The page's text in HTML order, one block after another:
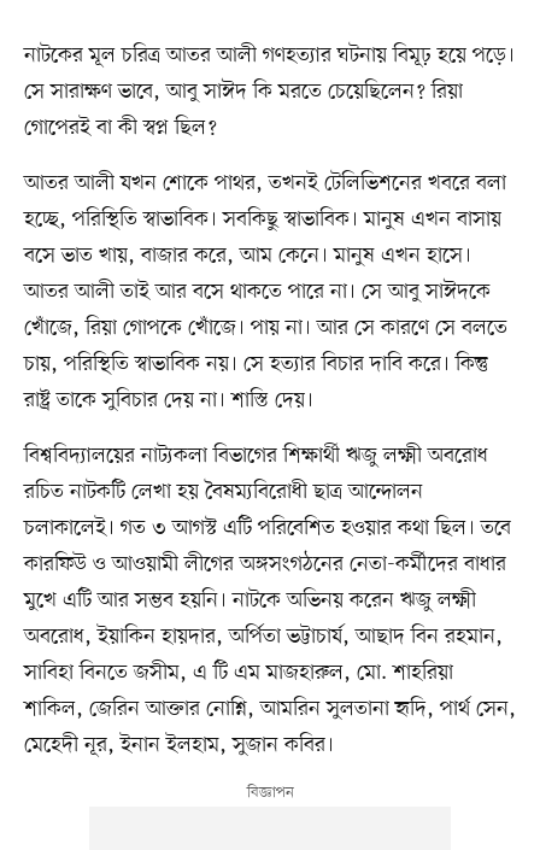
নাটকের মূল চরিত্র আতর আলী গণহত্যার ঘটনায় বিমূঢ় হয়ে পড়ে।
সে সারাক্ষণ ভাবে, আবু সাঈদ কি মরতে চেয়েছিলেন? রিয়া
গোপেরই বা কী স্বপ্ন ছিল?
আতর আলী যখন শোকে পাথর, তখনই টেলিভিশনের খবরে বলা
হচ্ছে, পরিস্থিতি স্বাভাবিক। সবকিছু স্বাভাবিক। মানুষ এখন বাসায়
বসে ভাত খায়, বাজার করে, আম কেনে। মানুষ এখন হাসে।
আতর আলী তাই আর বসে থাকতে পারে না। সে আবু সাঈদকে
খোঁজে, রিয়া গোপকে খোঁজে। পায় না। আর সে কারণে সে বলতে
চায়, পরিস্থিতি স্বাভাবিক নয়। সে হত্যার বিচার দাবি করে। কিন্তু
রাষ্ট্র তাকে সুবিচার দেয় না। শাস্তি দেয়।
বিশ্ববিদ্যালয়ের নাট্যকলা বিভাগের শিক্ষার্থী ঋজু লক্ষ্মী অবরোধ
রচিত নাটকটি লেখা হয় বৈষম্যবিরোধী ছাত্র আন্দোলন
চলাকালেই। গত ৩ আগস্ট এটি পরিবেশিত হওয়ার কথা ছিল। তবে
কারফিউ ও আওয়ামী লীগের অঙ্গসংগঠনের নেতা-কর্মীদের বাধার
মুখে এটি আর সম্ভব হয়নি। নাটকে অভিনয় করেন ঋজু লক্ষ্মী
অবরোধ, ইয়াকিন হায়দার, অর্পিতা ভট্টাচার্য, আছাদ বিন রহমান,
সাবিহা বিনতে জসীম, এ টি এম মাজহারুল, মো. শাহরিয়া
শাকিল, জেরিন আক্তার নোশ্নি, আমরিন সুলতানা হৃদি, পার্থ সেন,
মেহেদী নূর, ইনান ইলহাম, সুজান কবির।